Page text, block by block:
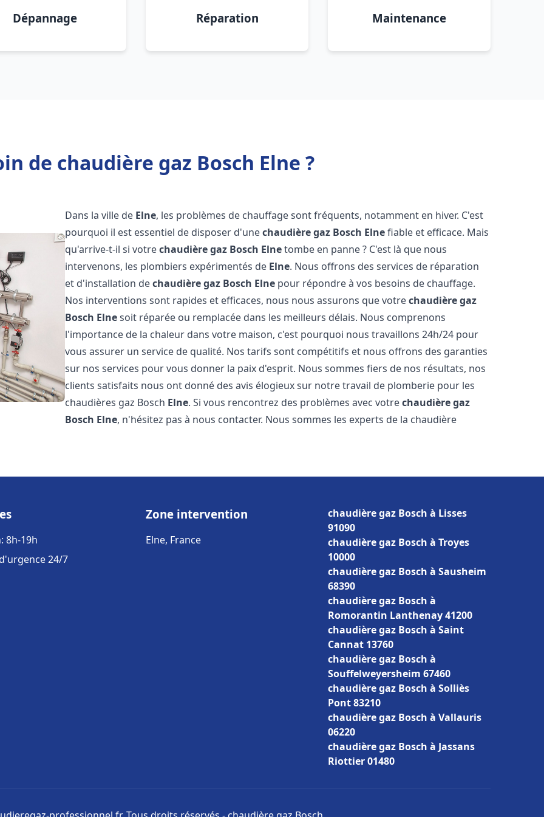
Dépannage Réparation Maintenance
de chaudière gaz Bosch Elne ?
Dans la ville de Elne, les problèmes de chauffage sont fréquents, notamment en hiver. C'est
pourquoi il est essentiel de disposer d'unechaudière gaz Bosch Elnefiable et efficace. Mais
qu'arrive-t-il si votrechaudière gaz Bosch Elnetombe en panne ? C'est là que nous
intervenons, les plombiers expérimentés de Elne. Nous offrons des services de réparation
et d'installation dechaudière gaz Bosch Elne pour répondre à vos besoins de chauffage.
Nos interventions sont rapides et efficaces, nous nous assurons que votrechaudière gaz
Bosch Elnesoit réparée ou remplacée dans les meilleurs délais. Nous comprenons
l'importance de la chaleur dans votre maison, c'est pourquoi nous travaillons 24h/24 pour
vous assurer un service de qualité. Nos tarifs sont compétitifs et nous offrons des garanties
sur nos services pour vous donner la paix d'esprit. Nous sommes fiers de nos résultats, nos
clients satisfaits nous ont donné des avis élogieux sur notre travail de plomberie pour les
chaudières gaz Bosch Elne. Si vous rencontrez des problèmes avec votrechaudière gaz
Bosch Elne, n'hésitez pas à nous contacter. Nous sommes les experts de la chaudière
8h-19h
24/7
Zone intervention
Elne, France
chaudière gaz Bosch à Lisses
91090
chaudière gaz Bosch à Troyes
10000
chaudière gaz Bosch à Sausheim
68390
chaudière gaz Bosch à
Romorantin Lanthenay 41200
chaudière gaz Bosch à Saint
Cannat 13760
chaudière gaz Bosch à
Souffelweyersheim 67460
chaudière gaz Bosch à Solliès
Pont 83210
chaudière gaz Bosch à Vallauris
06220
chaudière gaz Bosch à Jassans
Riottier 01480